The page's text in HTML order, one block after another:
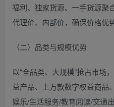
福利、独家货源、一手货源聚
代理价、内部价，确保价格优
（二）品类与规模优势
以“全品类、大规模”抢占市场
益产品、上万款数字权益商品
娱乐/生活服务/教育阅读/交通